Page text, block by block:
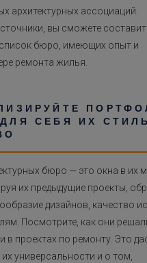
архитектурных ассоциаций.
вы сможете
бюро, имеющих опыт и
ремонта жилья.
СЕБЯ ИХ
бюро — это окна в их
их предыдущие проекты,
дизайнов, качество
Посмотрите, как они
в проектах по ремонту. Это
универсальности и о том,